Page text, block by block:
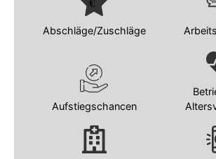
Abschläge/Zuschläge
Aufstiegschancen